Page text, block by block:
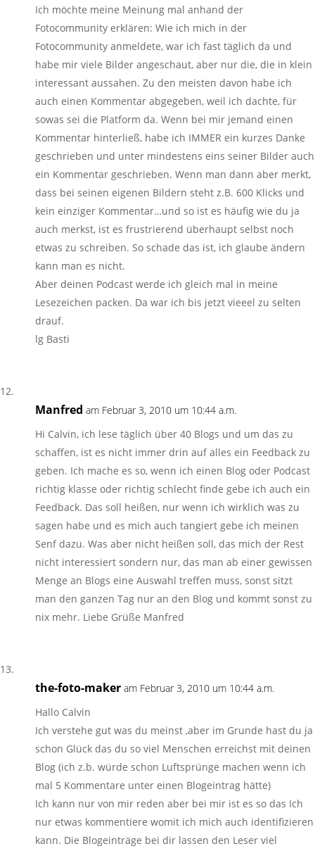
Ich möchte meine Meinung mal anhand der
Fotocommunity erklären: Wie ich mich in der
Fotocommunity anmeldete, war ich fast täglich da und
habe mir viele Bilder angeschaut, aber nur die, die in klein
interessant aussahen. Zu den meisten davon habe ich
auch einen Kommentar abgegeben, weil ich dachte, für
sowas sei die Platform da. Wenn bei mir jemand einen
Kommentar hinterließ, habe ich IMMER ein kurzes Danke
geschrieben und unter mindestens eins seiner Bilder auch
ein Kommentar geschrieben. Wenn man dann aber merkt,
dass bei seinen eigenen Bildern steht z.B. 600 Klicks und
kein einziger Kommentar…und so ist es häufig wie du ja
auch merkst, ist es frustrierend überhaupt selbst noch
etwas zu schreiben. So schade das ist, ich glaube ändern
kann man es nicht.
Aber deinen Podcast werde ich gleich mal in meine
Lesezeichen packen. Da war ich bis jetzt vieeel zu selten
drauf.
lg Basti
Manfred am Februar 3, 2010 um 10:44 a.m.
Hi Calvin, ich lese täglich über 40 Blogs und um das zu
schaffen, ist es nicht immer drin auf alles ein Feedback zu
geben. Ich mache es so, wenn ich einen Blog oder Podcast
richtig klasse oder richtig schlecht finde gebe ich auch ein
Feedback. Das soll heißen, nur wenn ich wirklich was zu
sagen habe und es mich auch tangiert gebe ich meinen
Senf dazu. Was aber nicht heißen soll, das mich der Rest
nicht interessiert sondern nur, das man ab einer gewissen
Menge an Blogs eine Auswahl treffen muss, sonst sitzt
man den ganzen Tag nur an den Blog und kommt sonst zu
nix mehr. Liebe Grüße Manfred
the-foto-maker am Februar 3, 2010 um 10:44 a.m.
Hallo Calvin
Ich verstehe gut was du meinst ,aber im Grunde hast du ja
schon Glück das du so viel Menschen erreichst mit deinen
Blog (ich z.b. würde schon Luftsprünge machen wenn ich
mal 5 Kommentare unter einen Blogeintrag hätte)
Ich kann nur von mir reden aber bei mir ist es so das Ich
nur etwas kommentiere womit ich mich auch identifizieren
kann. Die Blogeinträge bei dir lassen den Leser viel